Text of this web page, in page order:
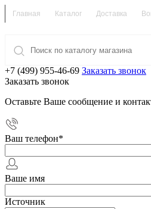
Главная Каталог Доставка
+7 (499) 955-46-69 Заказать звонок
Заказать звонок
Оставьте Ваше сообщение и
Ваш телефон*
Ваше имя
Источник